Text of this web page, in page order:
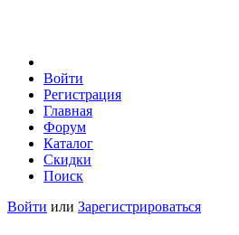
Войти
Регистрация
Главная
Форум
Каталог
Скидки
Поиск
Войти или Зарегистрироваться